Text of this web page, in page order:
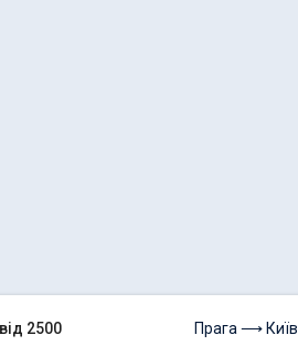
від 2500 Прага ⟶ Київ